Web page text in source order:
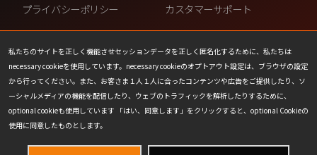
私たちのサイトを正しく機能させセッションデータを正しく匿名化するために、私たちは
necessary cookieを使用しています。necessary cookieのオプトアウト設定は、ブラウザの設定
から行ってください。また、お客さま１人１人に合ったコンテンツや広告をご提供したり、ソ
ーシャルメディアの機能を配信したり、ウェブのトラフィックを解析したりするために、
optional cookieも使用しています 「はい、同意します」をクリックすると、optional Cookieの
使用に同意したものとします。
プライバシーポリシー
カスタマーサポート
ファンコンテンツ・ポリシー
個人情報の販売や共有を許可し
ない
COOKIE
プレスリリース
会社情報
お問い合わせ